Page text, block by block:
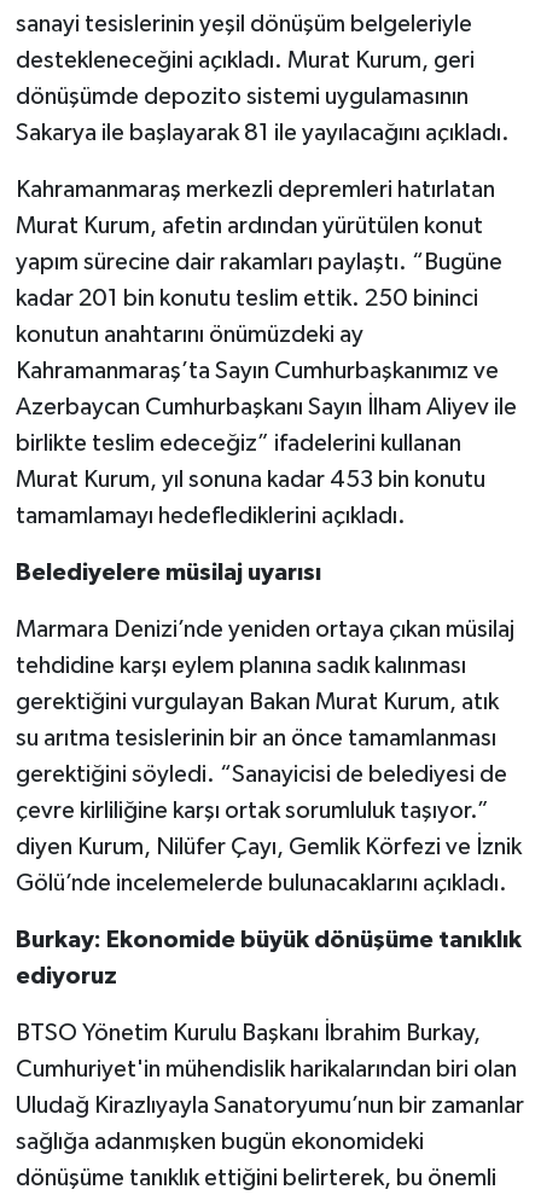
sanayi tesislerinin yeşil dönüşüm belgeleriyle
destekleneceğini açıkladı. Murat Kurum, geri
dönüşümde depozito sistemi uygulamasının
Sakarya ile başlayarak 81 ile yayılacağını açıkladı.
Kahramanmaraş merkezli depremleri hatırlatan
Murat Kurum, afetin ardından yürütülen konut
yapım sürecine dair rakamları paylaştı. “Bugüne
kadar 201 bin konutu teslim ettik. 250 bininci
konutun anahtarını önümüzdeki ay
Kahramanmaraş’ta Sayın Cumhurbaşkanımız ve
Azerbaycan Cumhurbaşkanı Sayın İlham Aliyev ile
birlikte teslim edeceğiz” ifadelerini kullanan
Murat Kurum, yıl sonuna kadar 453 bin konutu
tamamlamayı hedeflediklerini açıkladı.
Belediyelere müsilaj uyarısı
Marmara Denizi’nde yeniden ortaya çıkan müsilaj
tehdidine karşı eylem planına sadık kalınması
gerektiğini vurgulayan Bakan Murat Kurum, atık
su arıtma tesislerinin bir an önce tamamlanması
gerektiğini söyledi. “Sanayicisi de belediyesi de
çevre kirliliğine karşı ortak sorumluluk taşıyor.”
diyen Kurum, Nilüfer Çayı, Gemlik Körfezi ve İznik
Gölü’nde incelemelerde bulunacaklarını açıkladı.
Burkay: Ekonomide büyük dönüşüme tanıklık
ediyoruz
BTSO Yönetim Kurulu Başkanı İbrahim Burkay,
Cumhuriyet'in mühendislik harikalarından biri olan
Uludağ Kirazlıyayla Sanatoryumu’nun bir zamanlar
sağlığa adanmışken bugün ekonomideki
dönüşüme tanıklık ettiğini belirterek, bu önemli